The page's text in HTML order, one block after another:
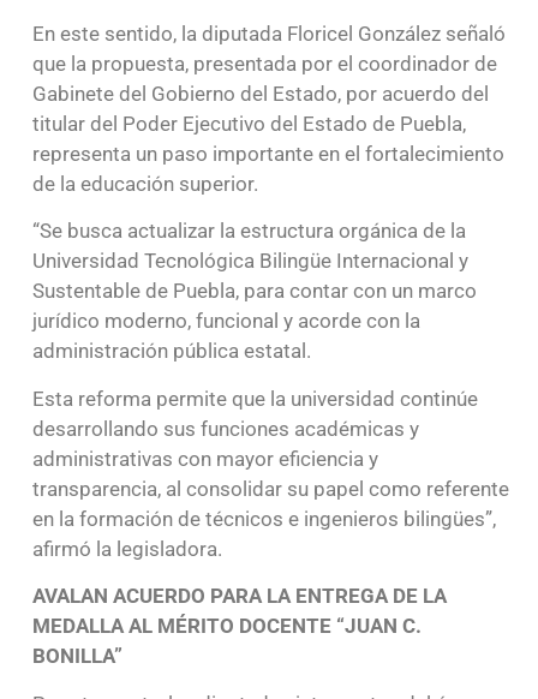
En este sentido, la diputada Floricel González señaló
que la propuesta, presentada por el coordinador de
Gabinete del Gobierno del Estado, por acuerdo del
titular del Poder Ejecutivo del Estado de Puebla,
representa un paso importante en el fortalecimiento
de la educación superior.
“Se busca actualizar la estructura orgánica de la
Universidad Tecnológica Bilingüe Internacional y
Sustentable de Puebla, para contar con un marco
jurídico moderno, funcional y acorde con la
administración pública estatal.
Esta reforma permite que la universidad continúe
desarrollando sus funciones académicas y
administrativas con mayor eficiencia y
transparencia, al consolidar su papel como referente
en la formación de técnicos e ingenieros bilingües”,
afirmó la legisladora.
AVALAN ACUERDO PARA LA ENTREGA DE LA
MEDALLA AL MÉRITO DOCENTE “JUAN C.
BONILLA”